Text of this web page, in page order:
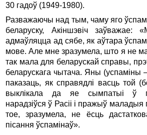
30 гадоў (1949-1980).
Разважаючы над тым, чаму яго
беларуску, Акіншэвіч заўважае:
адмаўляцца ад сябе, як аўтара
мове. Але мне зразумела, што я не
так мала для беларускай справы,
беларускага чытача. Яны (успаміны
паказаць, як справядлі васць той
выклікала да яе сымпатыі ў
нарадзіўся ў Расіі і пражыў
тое, зразумела, не ёсць
пісання ўспамінаў».